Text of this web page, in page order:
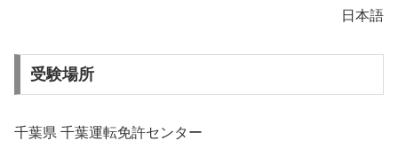
日本語
受験場所
千葉県 千葉運転免許センター